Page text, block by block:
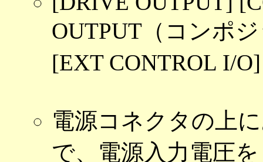
OUTPUT（コンポ
[EXT CONTROL I/
電源コネクタの上
で、電源入力電圧